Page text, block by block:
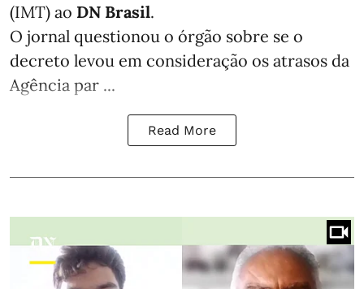
(IMT) ao DN Brasil.
O jornal questionou o órgão sobre se o
decreto levou em consideração os atrasos da
Agência par ...
Read More